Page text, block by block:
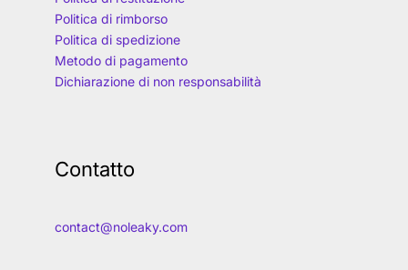
Politica di rimborso
Politica di spedizione
Metodo di pagamento
Dichiarazione di non responsabilità
Contatto
contact@noleaky.com